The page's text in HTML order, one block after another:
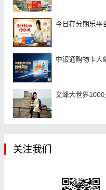
今日在分期乐平
中银通购物卡大
文峰大世界
关注我们